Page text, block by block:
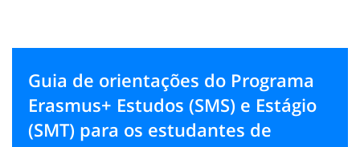
Guia de orientações do Programa
Erasmus+ Estudos (SMS) e Estágio
(SMT) para os estudantes de